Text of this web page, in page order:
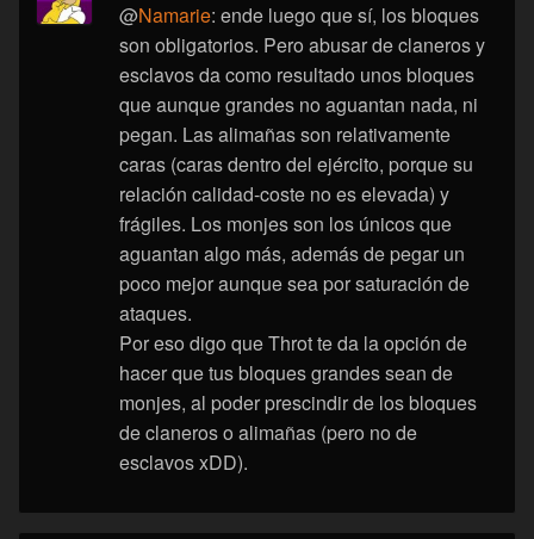
@Namarie: ende luego que sí, los bloques
son obligatorios. Pero abusar de claneros y
esclavos da como resultado unos bloques
que aunque grandes no aguantan nada, ni
pegan. Las alimañas son relativamente
caras (caras dentro del ejército, porque su
relación calidad-coste no es elevada) y
frágiles. Los monjes son los únicos que
aguantan algo más, además de pegar un
poco mejor aunque sea por saturación de
ataques.
Por eso digo que Throt te da la opción de
hacer que tus bloques grandes sean de
monjes, al poder prescindir de los bloques
de claneros o alimañas (pero no de
esclavos xDD).